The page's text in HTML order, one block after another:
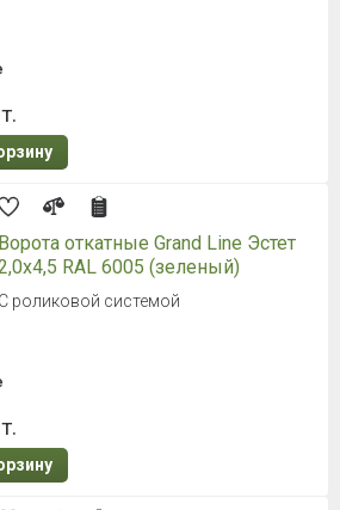
Ворота откатные Grand Line Эстет
RAL 6005 (зеленый)
С роликовой системой